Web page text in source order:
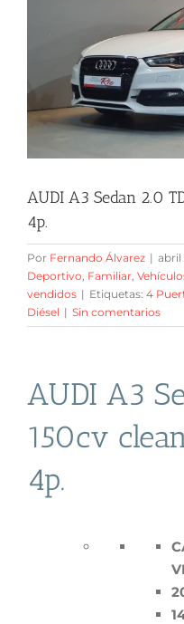
AUDI A3 Sedan 2.0
4p.
Por Fernando Álvarez | abril
Deportivo, Familiar,
vendidos | Etiquetas: 4
Diésel | Sin comentarios
AUDI A3
150cv
4p.